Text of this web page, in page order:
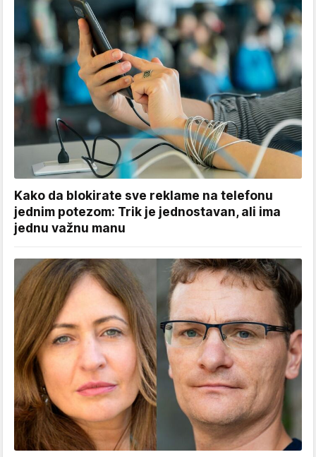
Kako da blokirate sve reklame na telefonu
jednim potezom: Trik je jednostavan, ali ima
jednu važnu manu